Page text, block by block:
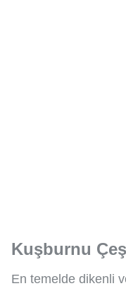
Kuşburnu
En temelde dikenli